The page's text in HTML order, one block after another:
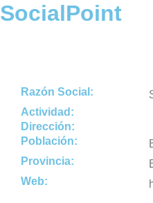
SocialPoint
Razón Social:
Actividad:
Dirección:
Población:
Provincia:
Web: